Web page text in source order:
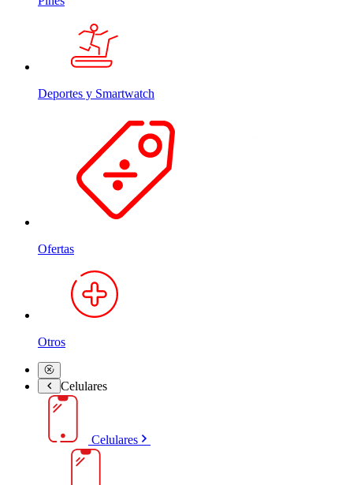
Deportes y Smartwatch
Ofertas
Otros
Celulares
Celulares